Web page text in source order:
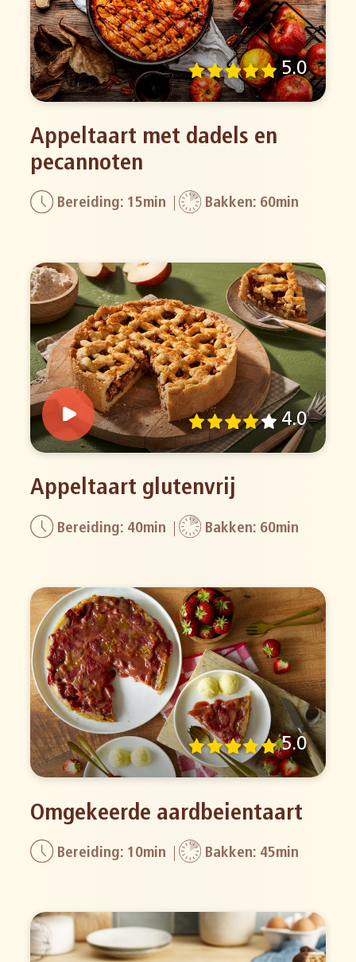
5.0
Appeltaart met dadels en
pecannoten
Bereiding: 15min Bakken: 60min
4.0
Appeltaart glutenvrij
Bereiding: 40min Bakken: 60min
5.0
Omgekeerde aardbeientaart
Bereiding: 10min Bakken: 45min